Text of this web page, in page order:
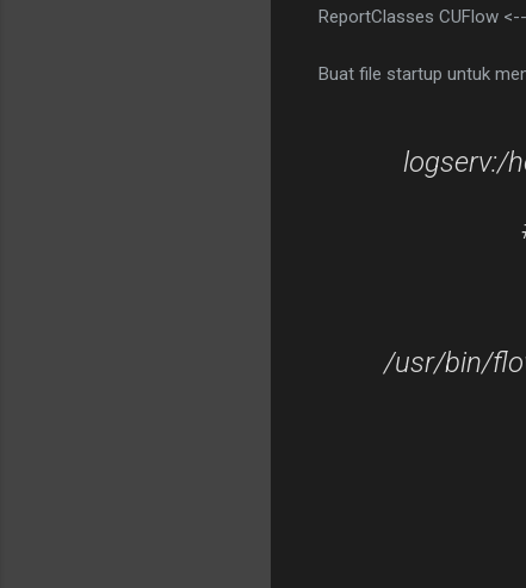
ReportClasses CUFlow
Buat file startup untuk
logserv:/
/usr/bin/